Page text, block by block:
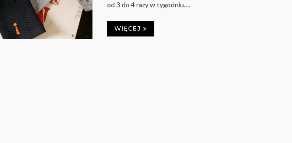
od 3 do 4 razy w tygodniu.…
WIĘCEJ